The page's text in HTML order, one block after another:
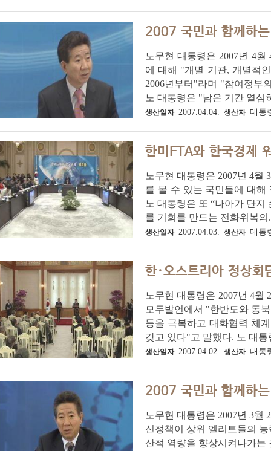
2007 국민과 함께하
노무현 대통령은 2007년 4
에 대해 "개별 기관, 개별적
2006년부터"라며 "참여정부
노 대통령은 "남은 기간 열심
생산일자 2007.04.04. 생산자 대통
한미FTA와 한국경제
노무현 대통령은 2007년 4월
를 볼 수 있는 국민들에 대해
노 대통령은 또 “나아가 단
를 기회를 만드는 전화위복의
생산일자 2007.04.03. 생산자 대통
한·오스트리아 정상회
노무현 대통령은 2007년 4
모두발언에서 "한반도와 동
등을 극복하고 대화협력 체
갖고 있다"고 말했다. 노 대통
생산일자 2007.04.02. 생산자 대통
2007 국민과 함께하
노무현 대통령은 2007년 3월
신정책이 상위 엘리트들의
산적 역량을 향상시켜나가